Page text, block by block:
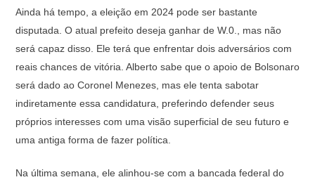
Ainda há tempo, a eleição em 2024 pode ser bastante
disputada. O atual prefeito deseja ganhar de W.0., mas não
será capaz disso. Ele terá que enfrentar dois adversários com
reais chances de vitória. Alberto sabe que o apoio de Bolsonaro
será dado ao Coronel Menezes, mas ele tenta sabotar
indiretamente essa candidatura, preferindo defender seus
próprios interesses com uma visão superficial de seu futuro e
uma antiga forma de fazer política.
Na última semana, ele alinhou-se com a bancada federal do